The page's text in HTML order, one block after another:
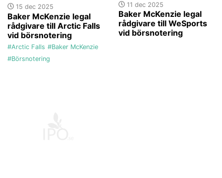
15 dec 2025
Baker McKenzie legal
rådgivare till Arctic Falls
vid börsnotering
#Arctic Falls #Baker McKenzie
#Börsnotering
11 dec 2025
Baker McKenzie legal
rådgivare till WeSports
vid börsnotering